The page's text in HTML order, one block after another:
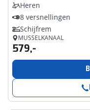
Heren
8 versnellingen
Schijfrem
MUSSELKANAAL
579,-